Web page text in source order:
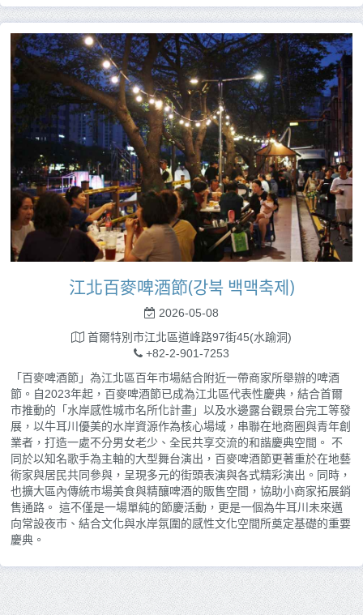
江北百麥啤酒節(강북 백맥축제)
2026-05-08
首爾特別市江北區道峰路97街45(水踰洞)
+82-2-901-7253
「百麥啤酒節」為江北區百年市場結合附近一帶商家所舉辦的啤酒
節。自2023年起，百麥啤酒節已成為江北區代表性慶典，結合首爾
市推動的「水岸感性城市名所化計畫」以及水邊露台觀景台完工等發
展，以牛耳川優美的水岸資源作為核心場域，串聯在地商圈與青年創
業者，打造一處不分男女老少、全民共享交流的和諧慶典空間。 不
同於以知名歌手為主軸的大型舞台演出，百麥啤酒節更著重於在地藝
術家與居民共同參與，呈現多元的街頭表演與各式精彩演出。同時，
也擴大區內傳統市場美食與精釀啤酒的販售空間，協助小商家拓展銷
售通路。 這不僅是一場單純的節慶活動，更是一個為牛耳川未來邁
向常設夜市、結合文化與水岸氛圍的感性文化空間所奠定基礎的重要
慶典。